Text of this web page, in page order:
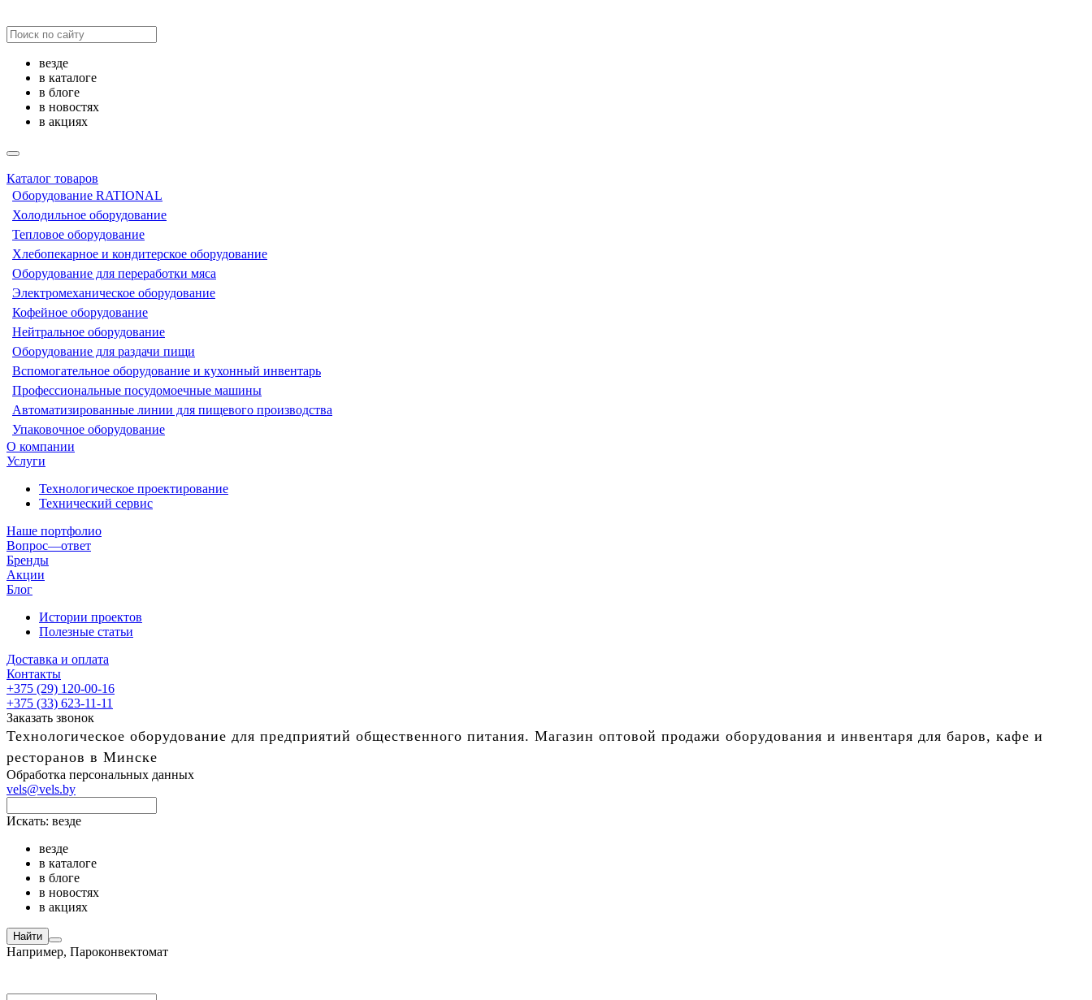
везде
в каталоге
в блоге
в новостях
в акциях
Каталог товаров
Оборудование RATIONAL
Холодильное оборудование
Тепловое оборудование
Хлебопекарное и кондитерское оборудование
Оборудование для переработки мяса
Электромеханическое оборудование
Кофейное оборудование
Нейтральное оборудование
Оборудование для раздачи пищи
Вспомогательное оборудование и кухонный инвентарь
Профессиональные посудомоечные машины
Автоматизированные линии для пищевого производства
Упаковочное оборудование
О компании
Услуги
Технологическое проектирование
Технический сервис
Наше портфолио
Вопрос—ответ
Бренды
Акции
Блог
Истории проектов
Полезные статьи
Доставка и оплата
Контакты
+375 (29) 120-00-16
+375 (33) 623-11-11
Заказать звонок
Технологическое оборудование для предприятий общественного питания. Магазин оптовой продажи оборудования и инвентаря для баров, кафе и
ресторанов в Минске
Обработка персональных данных
vels@vels.by
Искать: везде
везде
в каталоге
в блоге
в новостях
в акциях
Найти
Например, Пароконвектомат